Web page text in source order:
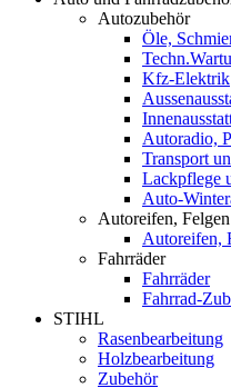
Autozubehör
Öle,
Kfz-Elektrik
Autoradio,
Transport
Lackpflege
Auto-
Autoreifen, Felgen
Autoreifen,
Fahrräder
Fahrräder
Fahrrad-
STIHL
Rasenbearbeitung
Holzbearbeitung
Zubehör